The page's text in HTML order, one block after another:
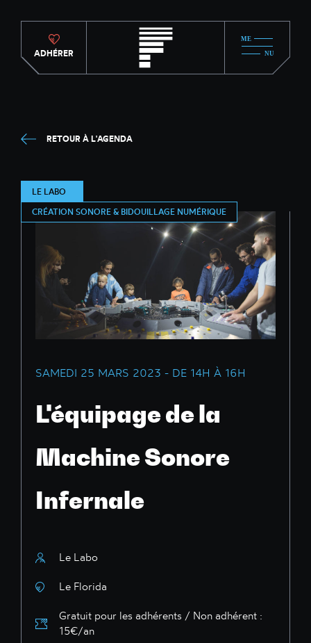
ADHÉRER
RETOUR À L'AGENDA
LE LABO
CRÉATION SONORE & BIDOUILLAGE NUMÉRIQUE
SAMEDI 25 MARS 2023 - DE 14H À 16H
L'équipage de la
Machine Sonore
Infernale
Le Labo
Le Florida
Gratuit pour les adhérents / Non adhérent :
15€/an